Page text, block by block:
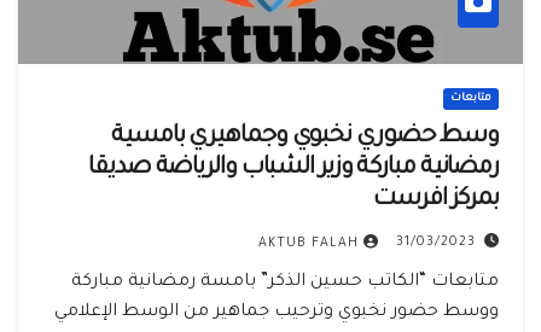
متابعات
وسط حضوري نخبوي وجماهيري بامسية
رمضانية مباركة وزير الشباب والرياضة صديقا
بمركز افرست
31/03/2023
AKTUB FALAH
متابعات “الكاتب حسين الذكر” بامسة رمضانية مباركة
ووسط حضور نخبوي وترحيب جماهير من الوسط الإعلامي